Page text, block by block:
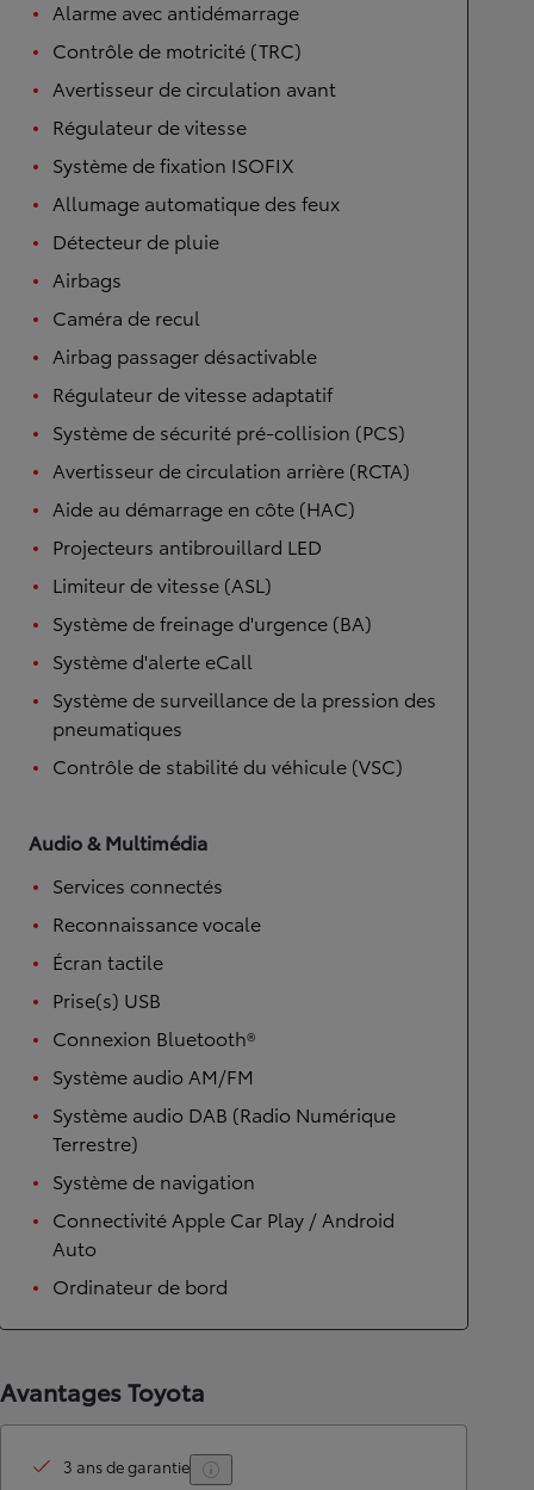
Alarme avec antidémarrage
Contrôle de motricité (TRC)
Avertisseur de circulation avant
Régulateur de vitesse
Système de fixation ISOFIX
Allumage automatique des feux
Détecteur de pluie
Airbags
Caméra de recul
Airbag passager désactivable
Régulateur de vitesse adaptatif
Système de sécurité pré-collision (PCS)
Avertisseur de circulation arrière (RCTA)
Aide au démarrage en côte (HAC)
Projecteurs antibrouillard LED
Limiteur de vitesse (ASL)
Système de freinage d'urgence (BA)
Système d'alerte eCall
Système de surveillance de la pression des
pneumatiques
Contrôle de stabilité du véhicule (VSC)
Audio & Multimédia
Services connectés
Reconnaissance vocale
Écran tactile
Prise(s) USB
Connexion Bluetooth®
Système audio AM/FM
Système audio DAB (Radio Numérique
Terrestre)
Système de navigation
Connectivité Apple Car Play / Android
Auto
Ordinateur de bord
Avantages Toyota
3 ans de garantie